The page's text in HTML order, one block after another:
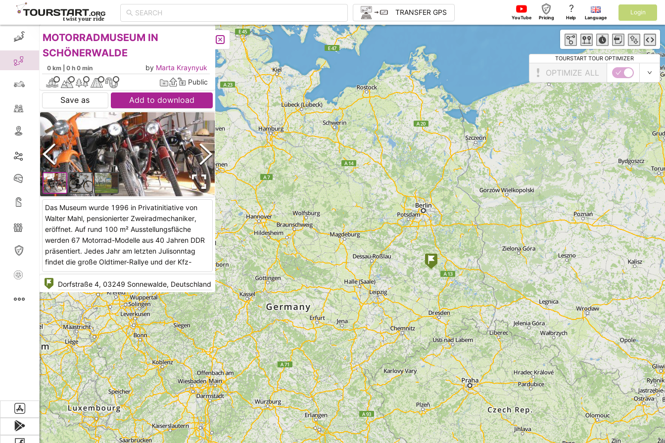
TRANSFER GPS
YouTube Pricing
?
Help Language
Login
CREATE TOUR LIST
MOTORRADMUSEUM IN
SCHÖNERWALDE
0 km | 0 h 0 min by Marta Kraynyuk
Public
Save as Add to download
Das Museum wurde 1996 in Privatinitiative von
Walter Mahl, pensionierter Zweiradmechaniker,
eröffnet. Auf rund 100 m² Ausstellungsfläche
werden 67 Motorrad-Modelle aus 40 Jahren DDR
präsentiert. Jedes Jahr am letzten Julisonntag
findet die große Oldtimer-Rallye und der Kfz-
Teilemarkt organsiert vom Motorsportclub
Lübbenau vor dem Motoradmuseum Schönewalde
statt. Auch am Wochenende des Blasmusikfestes
in Schönewalde (3. Wochenende im Juli) ist das
Motorrad-Museum am Samstag und Sonntag für
Besucher geöffnet.
TOURSTART TOUR OPTIMIZER
OPTIMIZE ALL